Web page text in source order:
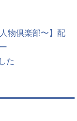
物倶楽部〜】配
た